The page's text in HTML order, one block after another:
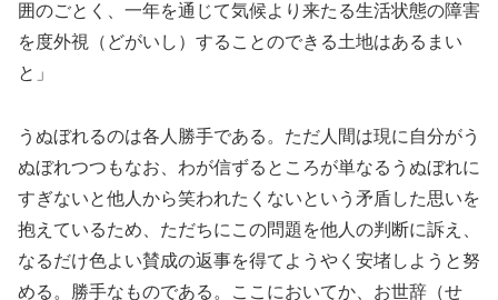
囲のごとく、一年を通じて気候より来たる生活状態の障害
を度外視（どがいし）することのできる土地はあるまい
と」
うぬぼれるのは各人勝手である。ただ人間は現に自分がう
ぬぼれつつもなお、わが信ずるところが単なるうぬぼれに
すぎないと他人から笑われたくないという矛盾した思いを
抱えているため、ただちにこの問題を他人の判断に訴え、
なるだけ色よい賛成の返事を得てようやく安堵しようと努
める。勝手なものである。ここにおいてか、お世辞（せ